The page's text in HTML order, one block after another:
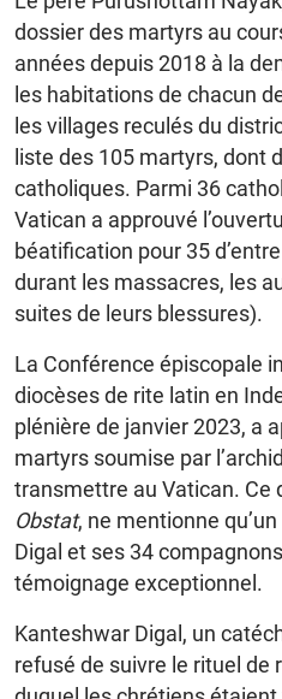
dossier des martyrs au
années depuis 2018 à la
les habitations de chacun
les villages reculés du
liste des 105 martyrs, dont
catholiques. Parmi 36
Vatican a approuvé
béatification pour 35
durant les massacres, les
suites de leurs blessures).
La Conférence épiscopale
diocèses de rite latin en
plénière de janvier 2023, a
martyrs soumise par
transmettre au Vatican. Ce
Obstat, ne mentionne
Digal et ses 34
témoignage exceptionnel.
Kanteshwar Digal, un
refusé de suivre le rituel de